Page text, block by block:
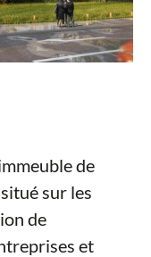
de
sur les
de
et